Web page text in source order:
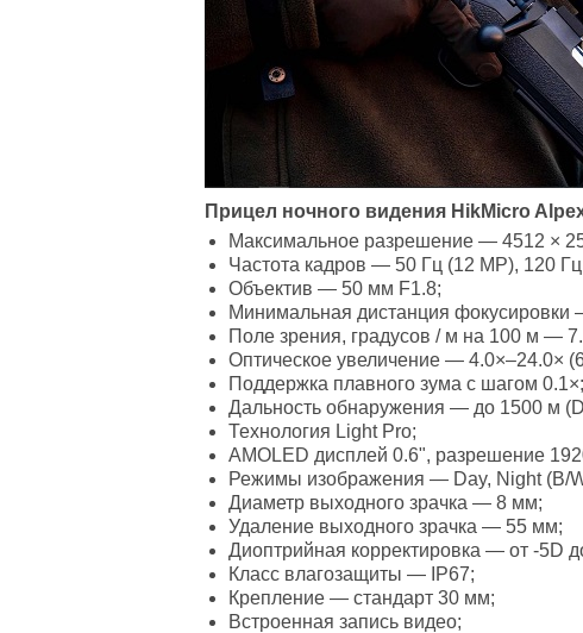
Прицел ночного видения HikMicro
Максимальное разрешение — 4512 ×
Частота кадров — 50 Гц (12 MP), 120
Объектив — 50 мм F1.8;
Минимальная дистанция фокусировки
Поле зрения, градусов / м на 100 м —
Оптическое увеличение — 4.0×–24.0×
Поддержка плавного зума с шагом 0.1×;
Дальность обнаружения — до 1500 м
Технология Light Pro;
AMOLED дисплей 0.6", разрешение
Режимы изображения — Day, Night (B/
Диаметр выходного зрачка — 8 мм;
Удаление выходного зрачка — 55 мм;
Диоптрийная корректировка — от -5D
Класс влагозащиты — IP67;
Крепление — стандарт 30 мм;
Встроенная запись видео;